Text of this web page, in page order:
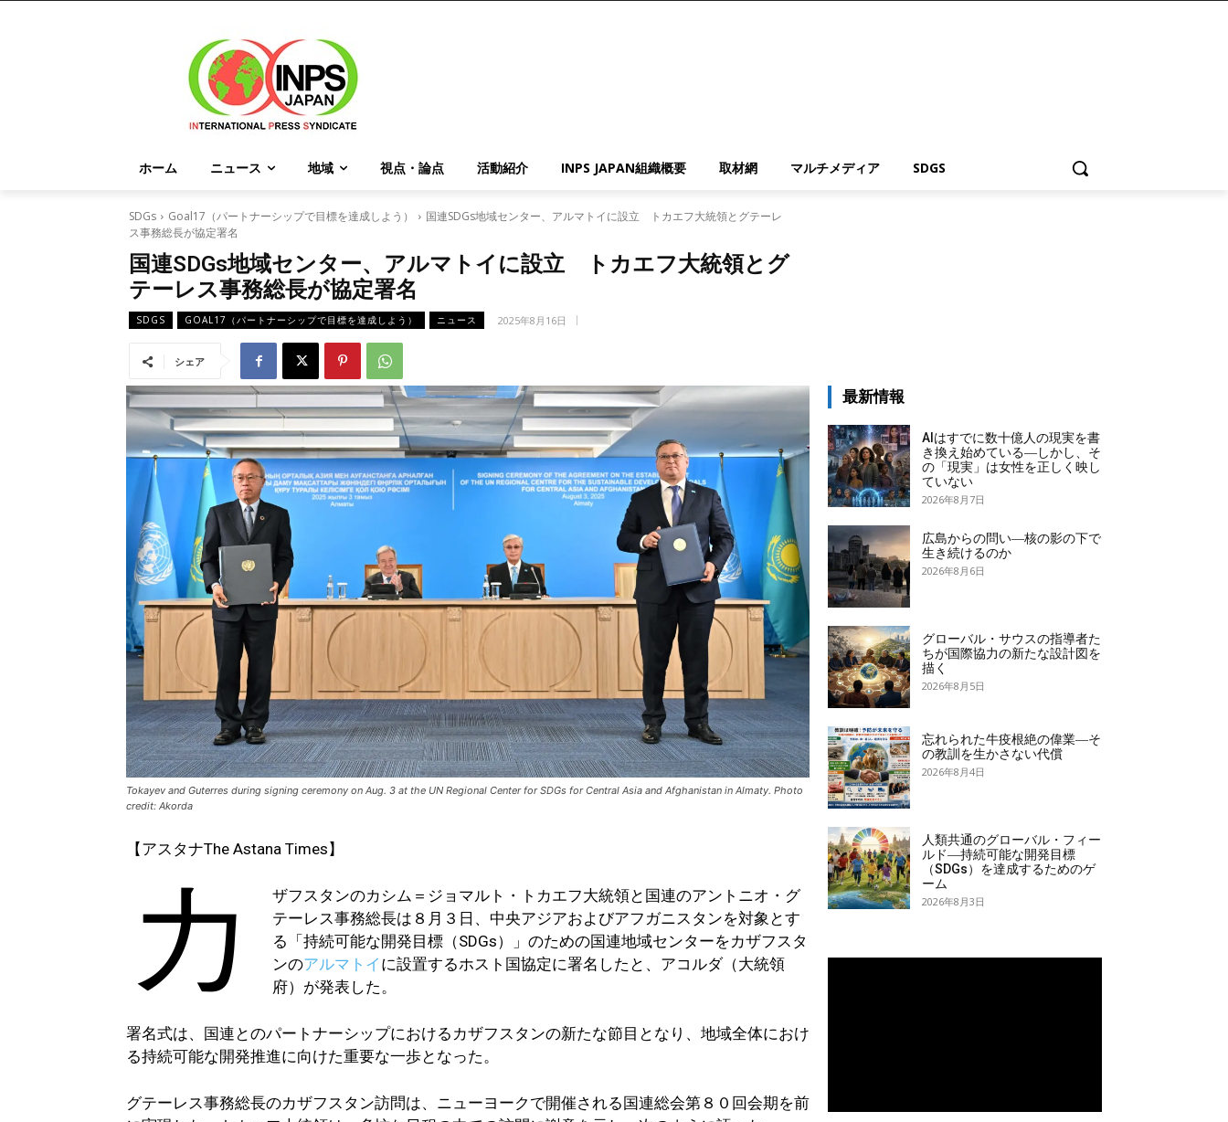
ホーム ニュース 地域 視点・論点 活動紹介 INPS JAPAN組織概要 取材網 マルチメディア SDGS
SDGs Goal17（パートナーシップで目標を達成しよう）
国連SDGs地域センター、アルマトイに設立 トカエフ大統領とグテーレ
ス事務総長が協定署名
国連SDGs地域センター、アルマトイに設立 トカエフ大統領とグ
テーレス事務総長が協定署名
SDGS GOAL17（パートナーシップで目標を達成しよう） ニュース 2025年8月16日
シェア
Tokayev and Guterres during signing ceremony on Aug. 3 at the UN Regional Center for SDGs for Central Asia and Afghanistan in Almaty. Photo
credit: Akorda
【アスタナThe Astana Times】
カ
ザフスタンのカシム＝ジョマルト・トカエフ大統領と国連のアントニオ・グ
テーレス事務総長は８月３日、中央アジアおよびアフガニスタンを対象とす
る「持続可能な開発目標（SDGs）」のための国連地域センターをカザフスタ
ンのアルマトイ に設置するホスト国協定に署名したと、アコルダ（大統領
府）が発表した。
署名式は、国連とのパートナーシップにおけるカザフスタンの新たな節目となり、地域全体におけ
る持続可能な開発推進に向けた重要な一歩となった。
グテーレス事務総長のカザフスタン訪問は、ニューヨークで開催される国連総会第８０回会期を前
最新情報
AIはすでに数十億人の現実を書
き換え始めている―しかし、そ
の「現実」は女性を正しく映し
ていない
2026年8月7日
広島からの問い―核の影の下で
生き続けるのか
2026年8月6日
グローバル・サウスの指導者た
ちが国際協力の新たな設計図を
描く
2026年8月5日
忘れられた牛疫根絶の偉業―そ
の教訓を生かさない代償
2026年8月4日
人類共通のグローバル・フィー
ルド―持続可能な開発目標
（SDGs）を達成するためのゲ
ーム
2026年8月3日